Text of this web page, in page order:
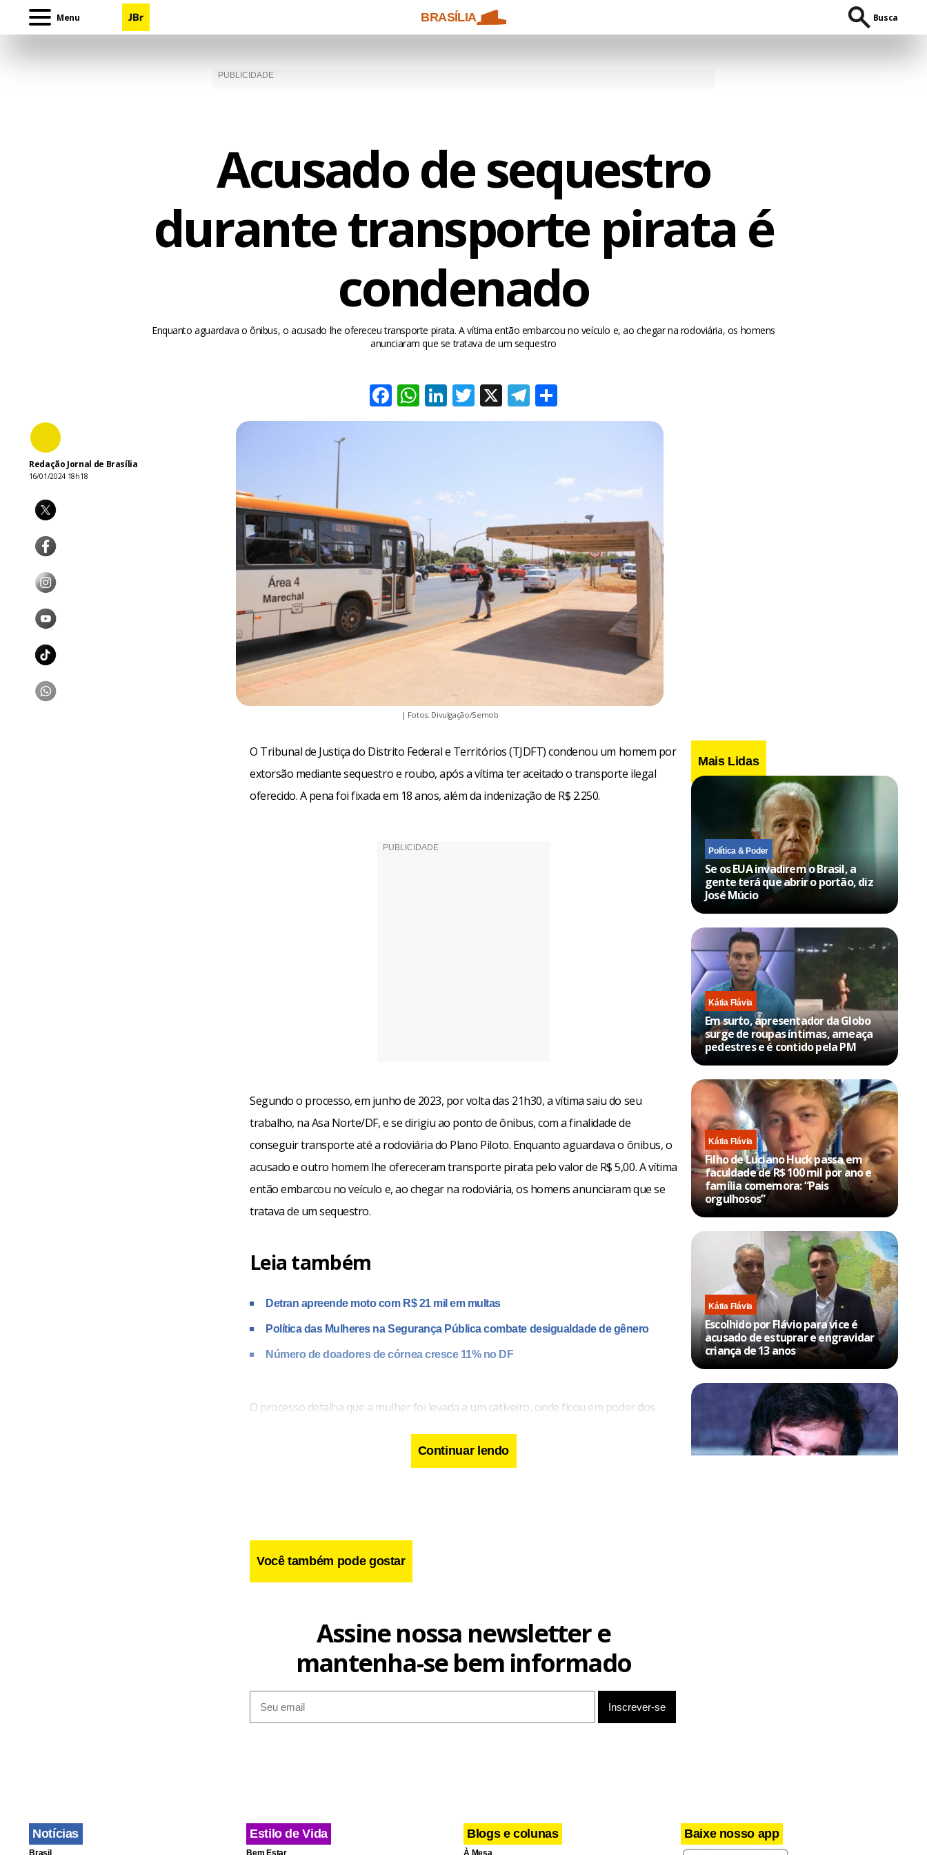
Menu BRASÍLIA Busca
Acusado de sequestro
durante transporte pirata é
condenado
Enquanto aguardava o ônibus, o acusado lhe ofereceu transporte pirata. A vítima então embarcou no veículo e, ao chegar na rodoviária, os homens
anunciaram que se tratava de um sequestro
Facebook
WhatsApp
LinkedIn
Twitter
X Telegram
Redação Jornal de Brasília
16/01/2024 18h18
| Fotos: Divulgação/Semob
O Tribunal de Justiça do Distrito Federal e Territórios (TJDFT) condenou um homem por
extorsão mediante sequestro e roubo, após a vítima ter aceitado o transporte ilegal
oferecido. A pena foi fixada em 18 anos, além da indenização de R$ 2.250.
Segundo o processo, em junho de 2023, por volta das 21h30, a vítima saiu do seu
trabalho, na Asa Norte/DF, e se dirigiu ao ponto de ônibus, com a finalidade de
conseguir transporte até a rodoviária do Plano Piloto. Enquanto aguardava o ônibus, o
acusado e outro homem lhe ofereceram transporte pirata pelo valor de R$ 5,00. A vítima
então embarcou no veículo e, ao chegar na rodoviária, os homens anunciaram que se
tratava de um sequestro.
Leia também
Detran apreende moto com R$ 21 mil em multas
Política das Mulheres na Segurança Pública combate desigualdade de gênero
Número de doadores de córnea cresce 11% no DF
O processo detalha que a mulher foi levada a um cativeiro, onde ficou em poder dos
contato com amigos solicitando R$ 10 mil de resgate, ao passo que ameaçava de matá-
A defesa do réu argumenta que há contradições nas versões apresentadas pela vítima.
Segundo o acusado, a vítima teria comparecido espontaneamente ao local identificado
Continuar lendo
Você também pode gostar
Mais Lidas
Política & Poder
Se os EUA invadirem o Brasil, a
gente terá que abrir o portão, diz
José Múcio
Kátia Flávia
Em surto, apresentador da Globo
surge de roupas íntimas, ameaça
pedestres e é contido pela PM
Kátia Flávia
Filho de Luciano Huck passa em
faculdade de R$ 100 mil por ano e
família comemora: “Pais
orgulhosos”
Kátia Flávia
Escolhido por Flávio para vice é
acusado de estuprar e engravidar
criança de 13 anos
Assine nossa newsletter e
mantenha-se bem informado
Notícias Estilo de Vida Blogs e colunas Baixe nosso app